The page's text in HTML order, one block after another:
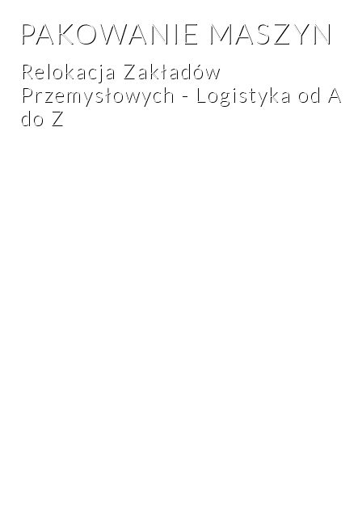
PAKOWANIE MASZYN
Relokacja Zakładów
Przemysłowych - Logistyka od A
do Z